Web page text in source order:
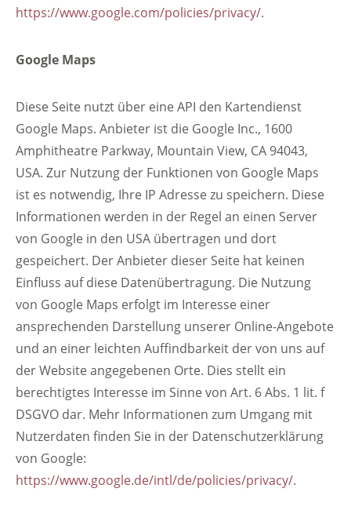
https://www.google.com/policies/privacy/.
Google Maps
Diese Seite nutzt über eine API den Kartendienst
Google Maps. Anbieter ist die Google Inc., 1600
Amphitheatre Parkway, Mountain View, CA 94043,
USA. Zur Nutzung der Funktionen von Google Maps
ist es notwendig, Ihre IP Adresse zu speichern. Diese
Informationen werden in der Regel an einen Server
von Google in den USA übertragen und dort
gespeichert. Der Anbieter dieser Seite hat keinen
Einfluss auf diese Datenübertragung. Die Nutzung
von Google Maps erfolgt im Interesse einer
ansprechenden Darstellung unserer Online-Angebote
und an einer leichten Auffindbarkeit der von uns auf
der Website angegebenen Orte. Dies stellt ein
berechtigtes Interesse im Sinne von Art. 6 Abs. 1 lit. f
DSGVO dar. Mehr Informationen zum Umgang mit
Nutzerdaten finden Sie in der Datenschutzerklärung
von Google:
https://www.google.de/intl/de/policies/privacy/.